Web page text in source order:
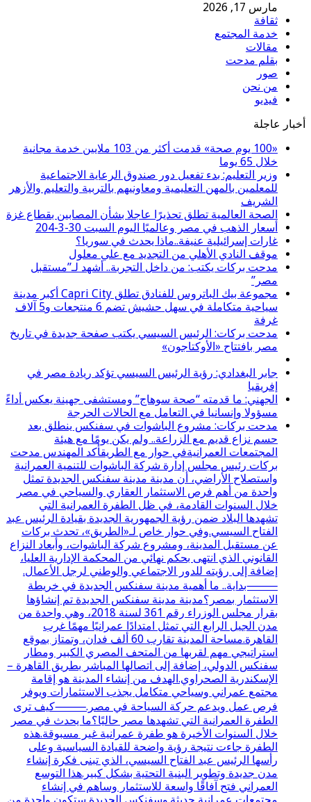
مارس 17, 2026
ثقافة
خدمة المجتمع
مقالات
بقلم مدحت
صور
من نحن
فيديو
أخبار عاجلة
«100 يوم صحة» قدمت أكثر من 103 ملايين خدمة مجانية
خلال 65 يوما
وزير التعليم: بدء تفعيل دور صندوق الرعاية الاجتماعية
للمعلمين بالمهن التعليمية ومعاونيهم بالتربية والتعليم والأزهر
الشريف
الصحة العالمية تطلق تحذيرًا عاجلا بشأن المصابين بقطاع غزة
أسعار الذهب في مصر وعالميًا اليوم السبت 30-3-204
غارات إسرائيلية عنيفة..ماذا يحدث في سوريا؟
موقف النادي الأهلي من التجديد مع علي معلول
مدحت بركات يكتب: من داخل التجربة.. أشهد لـ”مستقبل
مصر”
مجموعة بيك الباتروس للفنادق تطلق Capri City أكبر مدينة
سياحية متكاملة في سهل حشيش تضم 6 منتجعات و5 آلاف
غرفة
مدحت بركات: الرئيس السيسي يكتب صفحة جديدة في تاريخ
مصر بافتتاح «الأوكتاجون»
جابر البغدادي: رؤية الرئيس السيسي تؤكد ريادة مصر في
إفريقيا
الجهني: ما قدمته “صحة سوهاج” ومستشفى جهينة يعكس أداءً
مسؤولا وإنسانيا في التعامل مع الحالات الحرجة
مدحت بركات: مشروع الباشوات في سفنكس ينطلق بعد
حسم نزاع قديم مع الزراعة.. ولم يكن يومًا مع هيئة
المجتمعات العمرانيةفي حوار مع الطريقأكد المهندس مدحت
بركات رئيس مجلس إدارة شركة الباشوات للتنمية العمرانية
واستصلاح الأراضي، أن مدينة مدينة سفنكس الجديدة تمثل
واحدة من أهم فرص الاستثمار العقاري والسياحي في مصر
خلال السنوات القادمة، في ظل الطفرة العمرانية التي
تشهدها البلاد ضمن رؤية الجمهورية الجديدة بقيادة الرئيس عبد
الفتاح السيسي.وفي حوار خاص لـ«الطريق»، تحدث بركات
عن مستقبل المدينة، ومشروع شركة الباشوات، وأبعاد النزاع
القانوني الذي انتهى بحكم نهائي من المحكمة الإدارية العليا،
إضافة إلى رؤيته للدور الاجتماعي والوطني لرجل الأعمال.
⸻بداية.. ما أهمية مدينة سفنكس الجديدة في خريطة
الاستثمار بمصر؟مدينة مدينة سفنكس الجديدة تم إنشاؤها
بقرار مجلس الوزراء رقم 361 لسنة 2018، وهي واحدة من
مدن الجيل الرابع التي تمثل امتدادًا عمرانيًا مهمًا غرب
القاهرة.مساحة المدينة تقارب 60 ألف فدان، وتمتاز بموقع
استراتيجي مهم لقربها من المتحف المصري الكبير ومطار
سفنكس الدولي، إضافة إلى اتصالها المباشر بطريق القاهرة –
الإسكندرية الصحراوي.الهدف من إنشاء المدينة هو إقامة
مجتمع عمراني وسياحي متكامل يجذب الاستثمارات ويوفر
فرص عمل ويدعم حركة السياحة في مصر.⸻كيف ترى
الطفرة العمرانية التي تشهدها مصر حاليًا؟ما يحدث في مصر
خلال السنوات الأخيرة هو طفرة عمرانية غير مسبوقة.هذه
الطفرة جاءت نتيجة رؤية واضحة للقيادة السياسية وعلى
رأسها الرئيس عبد الفتاح السيسي، الذي تبنى فكرة إنشاء
مدن جديدة وتطوير البنية التحتية بشكل كبير.هذا التوسع
العمراني فتح آفاقًا واسعة للاستثمار وساهم في إنشاء